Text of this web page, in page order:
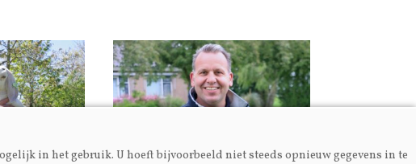
in het gebruik. U hoeft bijvoorbeeld niet steeds opnieuw gegevens in te